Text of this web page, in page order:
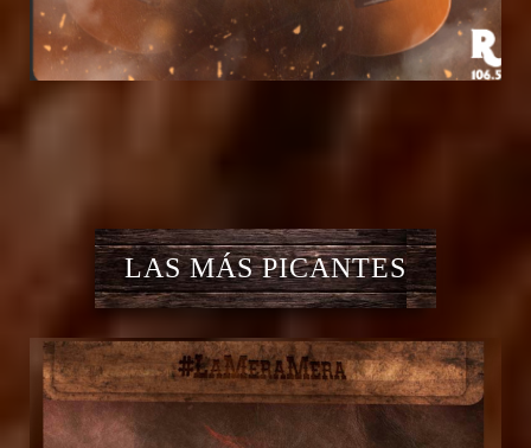
LAS MÁS PICANTES